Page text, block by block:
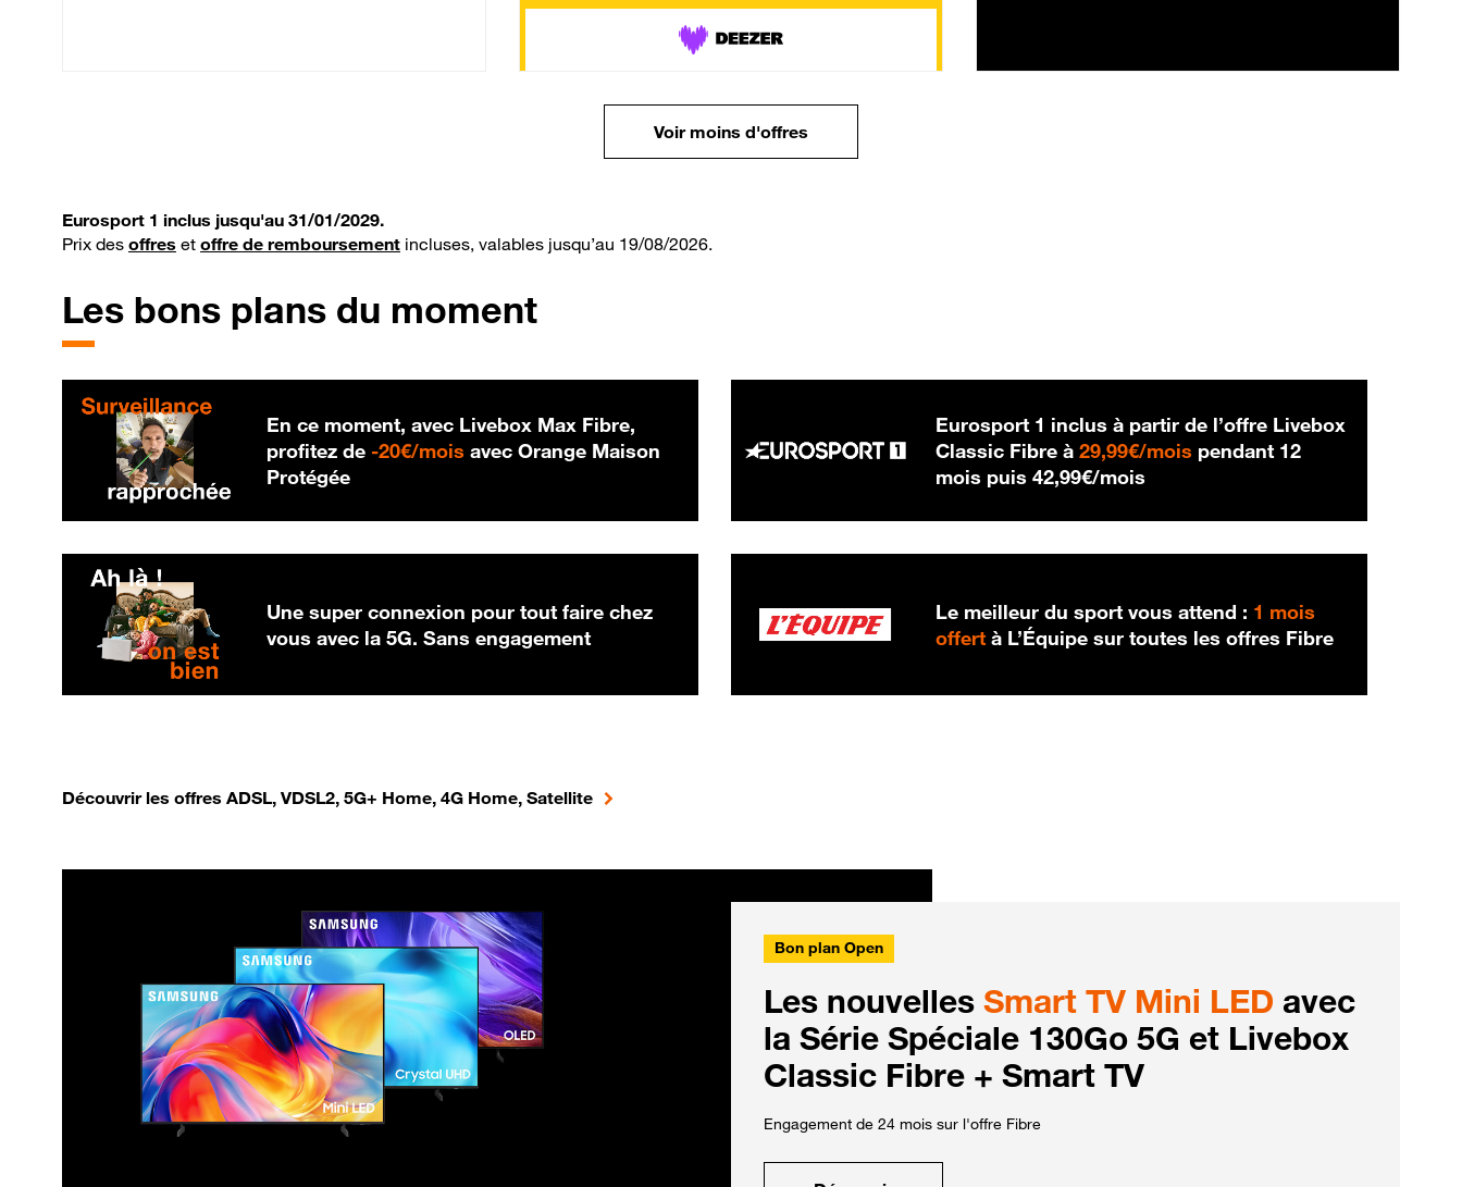
Voir moins d'offres
Eurosport 1 inclus jusqu'au 31/01/2029.
Prix des offres et offre de remboursement incluses, valables jusqu’au 19/08/2026.
Les bons plans du moment
En ce moment, avec Livebox Max Fibre,
profitez de -20€/mois 20 € par mois
avec Orange Maison
Protégée
Eurosport 1 inclus à partir de l’offre Livebox
Classic Fibre à29,99€/mois 29,99 € par mois
pendant 12
mois puis42,99€/mois
Une super connexion pour tout faire chez
vous avec la 5G. Sans engagement
Le meilleur du sport vous attend : 1 mois
offert à L’Équipe sur toutes les offres Fibre
Découvrir les offres ADSL, VDSL2, 5G+ Home, 4G Home, Satellite
Bon plan Open
Les nouvelles Smart TV Mini LED avec
la Série Spéciale 130Go 5G et Livebox
Classic Fibre + Smart TV
Engagement de 24 mois sur l'offre Fibre